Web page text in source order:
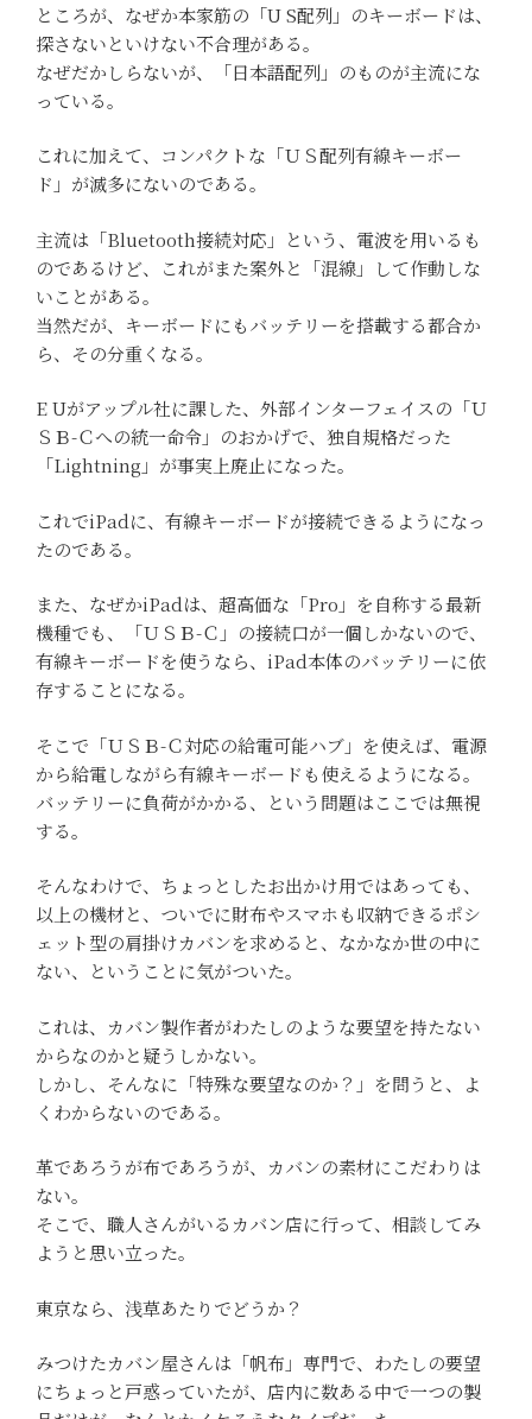
ところが、なぜか本家筋の「U S配列」のキーボードは、
探さないといけない不合理がある。
なぜだかしらないが、「日本語配列」のものが主流にな
っている。
これに加えて、コンパクトな「ＵＳ配列有線キーボー
ド」が滅多にないのである。
主流は「Bluetooth接続対応」という、電波を用いるも
のであるけど、これがまた案外と「混線」して作動しな
いことがある。
当然だが、キーボードにもバッテリーを搭載する都合か
ら、その分重くなる。
E Uがアップル社に課した、外部インターフェイスの「Ｕ
ＳＢ-Ｃへの統一命令」のおかげで、独自規格だった
「Lightning」が事実上廃止になった。
これでiPadに、有線キーボードが接続できるようになっ
たのである。
また、なぜかiPadは、超高価な「Pro」を自称する最新
機種でも、「ＵＳＢ-Ｃ」の接続口が一個しかないので、
有線キーボードを使うなら、iPad本体のバッテリーに依
存することになる。
そこで「ＵＳＢ-Ｃ対応の給電可能ハブ」を使えば、電源
から給電しながら有線キーボードも使えるようになる。
バッテリーに負荷がかかる、という問題はここでは無視
する。
そんなわけで、ちょっとしたお出かけ用ではあっても、
以上の機材と、ついでに財布やスマホも収納できるポシ
ェット型の肩掛けカバンを求めると、なかなか世の中に
ない、ということに気がついた。
これは、カバン製作者がわたしのような要望を持たない
からなのかと疑うしかない。
しかし、そんなに「特殊な要望なのか？」を問うと、よ
くわからないのである。
革であろうが布であろうが、カバンの素材にこだわりは
ない。
そこで、職人さんがいるカバン店に行って、相談してみ
ようと思い立った。
東京なら、浅草あたりでどうか？
みつけたカバン屋さんは「帆布」専門で、わたしの要望
にちょっと戸惑っていたが、店内に数ある中で一つの製